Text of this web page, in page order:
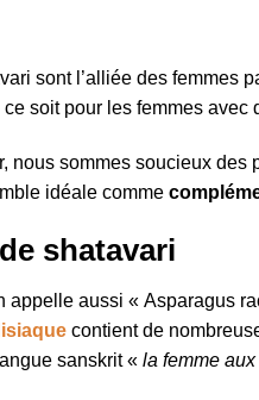
sont l’alliée des femmes
ce soit pour les femmes avec
nous sommes soucieux
idéale comme
shatavari
appelle aussi « Asparagus
contient de
sanskrit « la femme